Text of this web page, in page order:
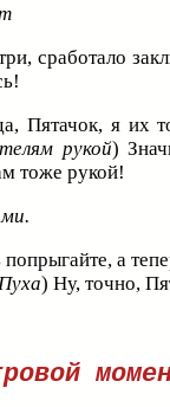
сработало
Пятачок, я их
рукой)
тоже рукой!
а
) Ну, точно,